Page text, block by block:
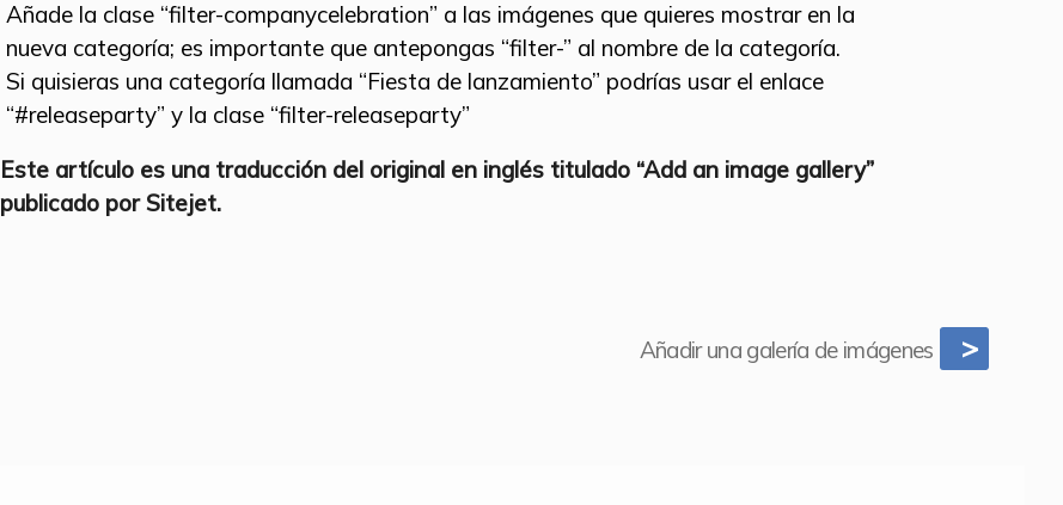
Añade la clase “filter-companycelebration” a las imágenes que quieres mostrar en la
nueva categoría; es importante que antepongas “filter-” al nombre de la categoría.
Si quisieras una categoría llamada “Fiesta de lanzamiento” podrías usar el enlace
“#releaseparty” y la clase “filter-releaseparty”
Este artículo es una traducción del original en inglés titulado “Add an image gallery”
publicado por Sitejet.
>
Añadir una galería de imágenes